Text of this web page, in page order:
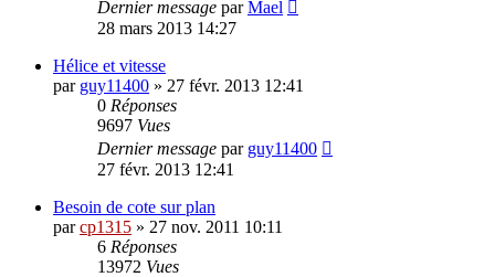
Dernier message parMael
28 mars 2013 14:27
Hélice et vitesse
par guy11400 » 27 févr. 2013 12:41
0 Réponses
9697 Vues
Dernier message par guy11400
27 févr. 2013 12:41
Besoin de cote sur plan
parcp1315 » 27 nov. 2011 10:11
6 Réponses
13972 Vues